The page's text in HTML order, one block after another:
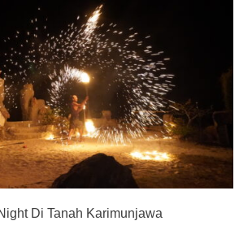
Di Tanah Karimunjawa